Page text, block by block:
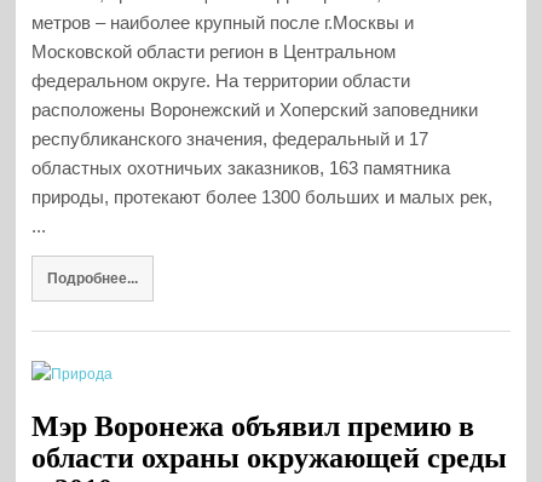
метров – наиболее крупный после г.Москвы и
Московской области регион в Центральном
федеральном округе. На территории области
расположены Воронежский и Хоперский заповедники
республиканского значения, федеральный и 17
областных охотничьих заказников, 163 памятника
природы, протекают более 1300 больших и малых рек,
...
Подробнее...
Мэр Воронежа объявил премию в
области охраны окружающей среды